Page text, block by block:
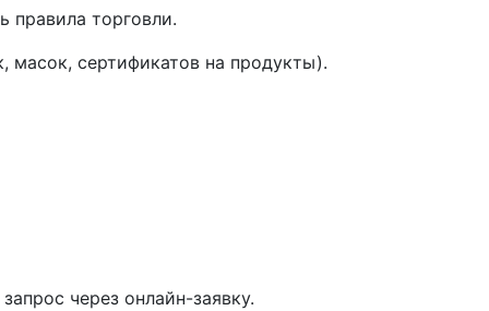
правила торговли.
масок, сертификатов на продукты).
через онлайн-заявку.